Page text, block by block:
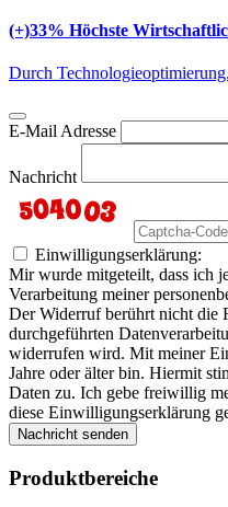
(+)33% Höchste
Durch Technologieoptimierung.
E-Mail Adresse
Nachricht
Einwilligungserklärung:
Mir wurde mitgeteilt, dass ich
Verarbeitung meiner
Der Widerruf berührt nicht die
durchgeführten
widerrufen wird. Mit meiner
Jahre oder älter bin. Hiermit
Daten zu. Ich gebe freiwillig
diese Einwilligungserklärung
Nachricht senden
Produktbereiche